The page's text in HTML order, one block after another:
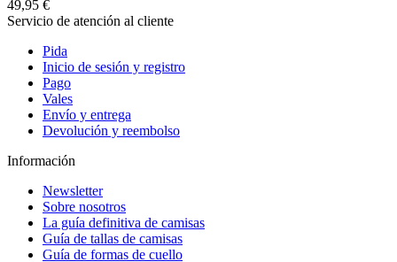
49,95 €
Servicio de atención al cliente
Pida
Inicio de sesión y registro
Pago
Vales
Envío y entrega
Devolución y reembolso
Información
Newsletter
Sobre nosotros
La guía definitiva de camisas
Guía de tallas de camisas
Guía de formas de cuello